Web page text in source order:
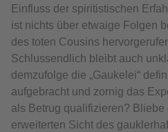
Einfluss der spiritistischen
ist nichts über etwaige Folgen
des toten Cousins
Schlussendlich bleibt auch
demzufolge die „Gaukelei“
aufgebracht und zornig das
als Betrug qualifizieren?
erweiterten Sicht des